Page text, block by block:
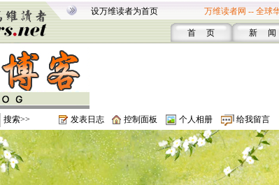
设万维读者为首页 万维读者网 -- 全球
首 页 新 闻
搜索>> 发表日志 控制面板 个人相册 给我留言